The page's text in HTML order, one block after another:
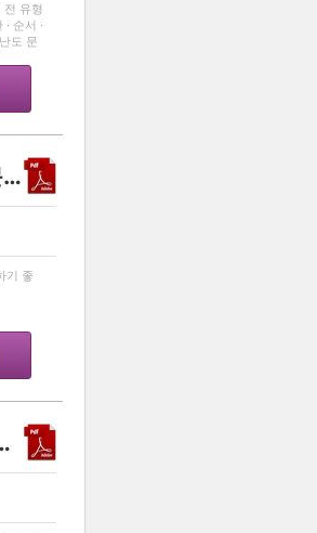
유형
순서 ·
도 문
[TOP SECRET]서울교대 정시 면접 예상 문제 15 및 해설
기 좋
형문제 기말대비